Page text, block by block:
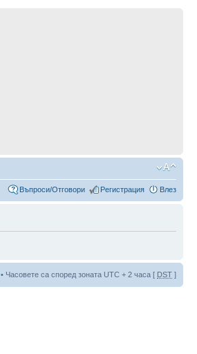
Въпроси/Отговори Регистрация Влез
• Часовете са според зоната UTC + 2 часа [ DST ]